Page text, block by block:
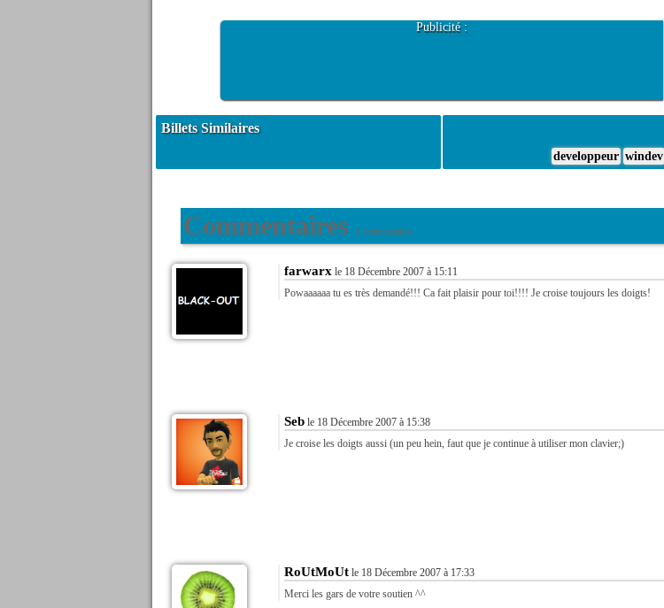
Publicité :
Billets Similaires
developpeur windev
Commentaires 4 commentaires
farwarx le 18 Décembre 2007 à 15:11
Powaaaaaa tu es très demandé!!! Ca fait plaisir pour toi!!!! Je croise toujours les doigts!
Seb le 18 Décembre 2007 à 15:38
Je croise les doigts aussi (un peu hein, faut que je continue à utiliser mon clavier;)
RoUtMoUt le 18 Décembre 2007 à 17:33
Merci les gars de votre soutien ^^